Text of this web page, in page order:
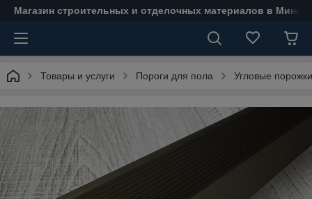
Магазин строительных и отделочных материалов в Минске
Товары и услуги Пороги для пола Угловые порожки